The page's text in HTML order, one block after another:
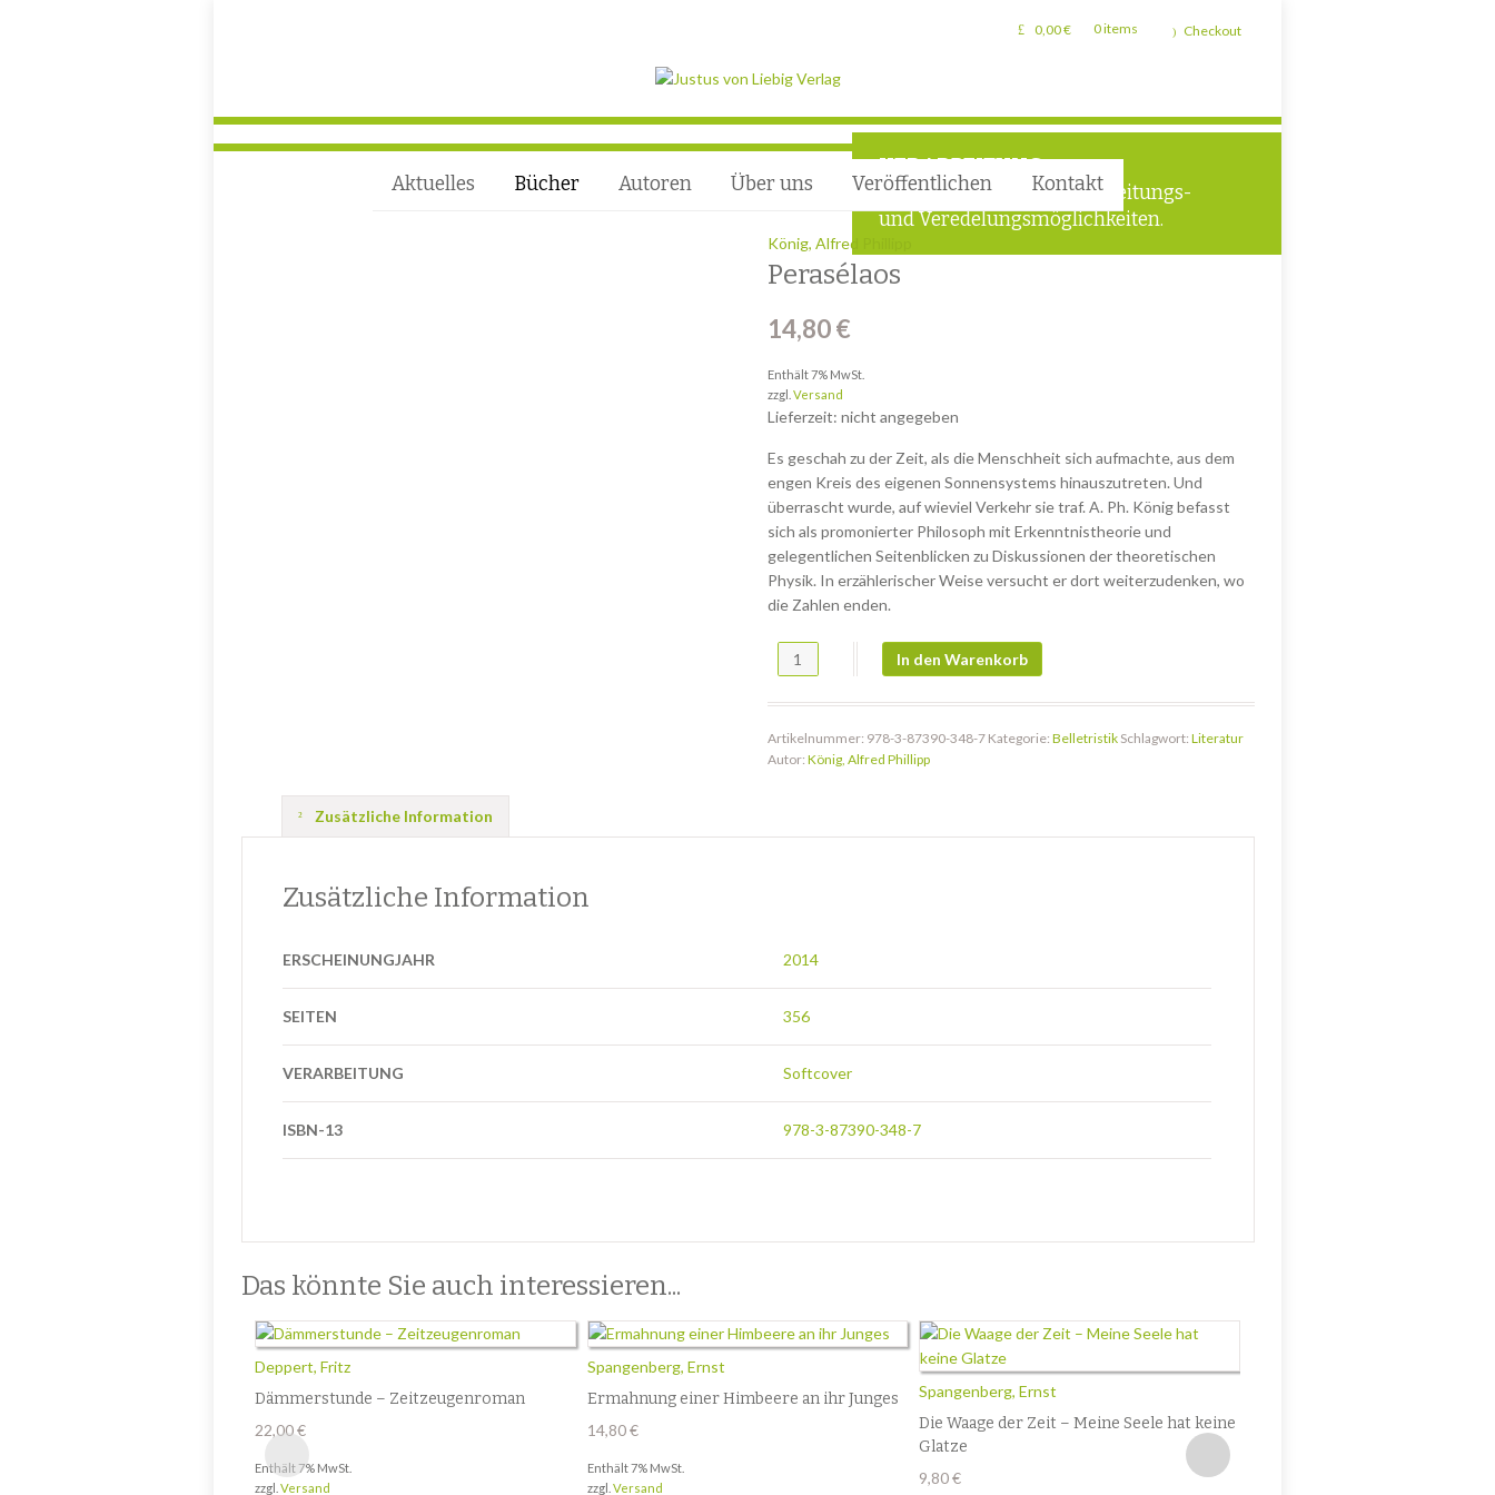
0,00€ 0 items Checkout
VERARBEITUNG
Außergewöhnliche Verarbeitungs-
und Veredelungsmöglichkeiten.
Aktuelles Bücher Autoren Über uns Veröffentlichen Kontakt
König, Alfred Phillipp
Perasélaos
14,80€
Enthält 7% MwSt.
zzgl.Versand
Lieferzeit: nicht angegeben
Es geschah zu der Zeit, als die Menschheit sich aufmachte, aus dem
engen Kreis des eigenen Sonnensystems hinauszutreten. Und
überrascht wurde, auf wieviel Verkehr sie traf. A. Ph. König befasst
sich als promonierter Philosoph mit Erkenntnistheorie und
gelegentlichen Seitenblicken zu Diskussionen der theoretischen
Physik. In erzählerischer Weise versucht er dort weiterzudenken, wo
die Zahlen enden.
Perasélaos Menge In den Warenkorb
Artikelnummer: 978-3-87390-348-7 Kategorie:Belletristik Schlagwort:Literatur
Autor:König, Alfred Phillipp
Zusätzliche Information
Zusätzliche Information
ERSCHEINUNGJAHR 2014
SEITEN 356
VERARBEITUNG Softcover
ISBN-13 978-3-87390-348-7
Das könnte Sie auch interessieren...
Deppert, Fritz
Dämmerstunde – Zeitzeugenroman
22,00€
Enthält 7% MwSt.
zzgl. Versand
Spangenberg, Ernst
Ermahnung einer Himbeere an ihr Junges
14,80€
Enthält 7% MwSt.
zzgl. Versand
Spangenberg, Ernst
Die Waage der Zeit – Meine Seele hat keine
Glatze
9,80€